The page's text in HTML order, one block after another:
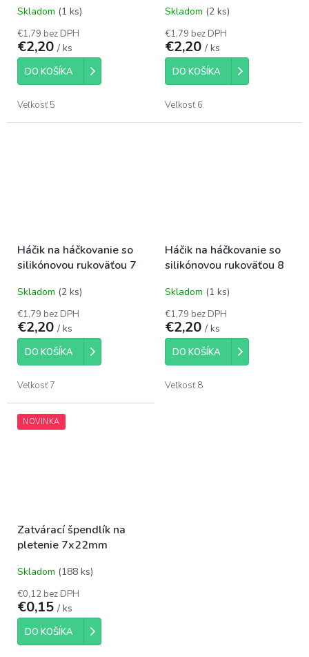
Skladom (1 ks)
€1,79 bez DPH
€2,20 / ks
DO KOŠÍKA
Veľkosť 5
Skladom (2 ks)
€1,79 bez DPH
€2,20 / ks
DO KOŠÍKA
Veľkosť 6
Háčik na háčkovanie so
silikónovou rukoväťou 7
Skladom (2 ks)
€1,79 bez DPH
€2,20 / ks
DO KOŠÍKA
Veľkosť 7
Háčik na háčkovanie so
silikónovou rukoväťou 8
Skladom (1 ks)
€1,79 bez DPH
€2,20 / ks
DO KOŠÍKA
Veľkosť 8
NOVINKA
Zatvárací špendlík na
pletenie 7x22mm
Skladom (188 ks)
€0,12 bez DPH
€0,15 / ks
DO KOŠÍKA